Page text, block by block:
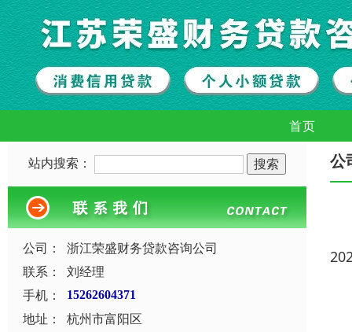
首页
站内搜索：
公司：
浙江荣盛财务贷款咨询公司
联系：
刘经理
手机：
15262604371
地址：
杭州市富阳区
公